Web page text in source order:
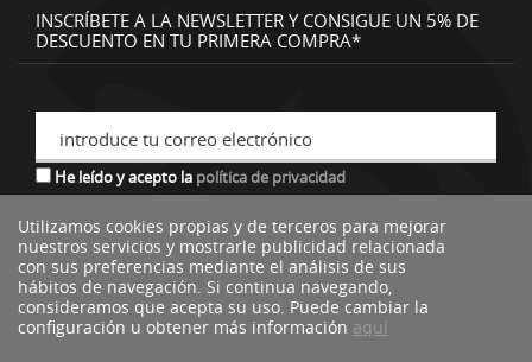
INSCRÍBETE A LA NEWSLETTER Y CONSIGUE UN 5% DE
DESCUENTO EN TU PRIMERA COMPRA*
introduce tu correo electrónico
He leído y acepto la política de privacidad
*descuento no acumulable a otras ofertas o promociones.
Utilizamos cookies propias y de terceros para mejorar
nuestros servicios y mostrarle publicidad relacionada
con sus preferencias mediante el análisis de sus
hábitos de navegación. Si continua navegando,
consideramos que acepta su uso. Puede cambiar la
configuración u obtener más información aquí